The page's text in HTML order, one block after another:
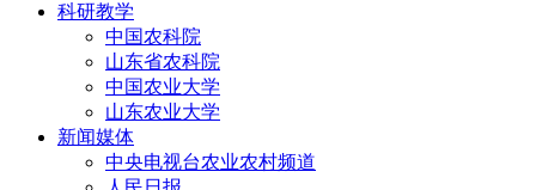
科研教学
中国农科院
山东省农科院
中国农业大学
山东农业大学
新闻媒体
中央电视台农业农村频道